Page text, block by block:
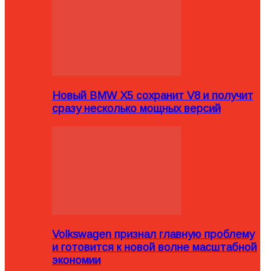
Новый BMW X5 сохранит V8 и получит
сразу несколько мощных версий
Volkswagen признал главную проблему
и готовится к новой волне масштабной
экономии